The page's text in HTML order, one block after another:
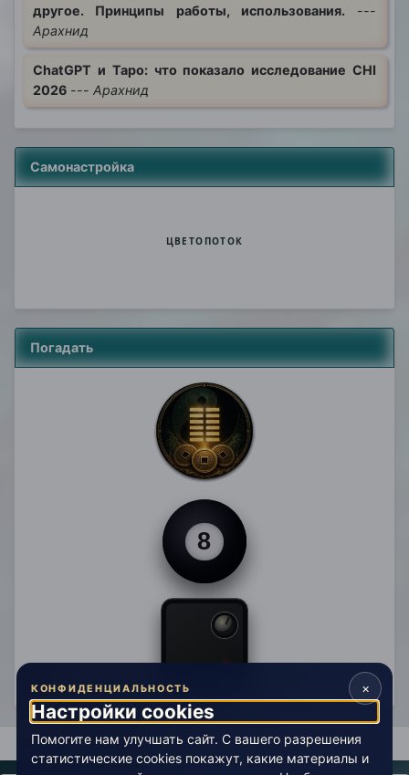
другое. Принципы работы, использования. ---
Арахнид
ChatGPT и Таро: что показало исследование CHI
2026 --- Арахнид
Самонастройка
Цветопоток
Погадать
Главная Активность
×
КОНФИДЕНЦИАЛЬНОСТЬ
Настройки cookies
Помогите нам улучшать сайт. С вашего разрешения
статистические cookies покажут, какие материалы и